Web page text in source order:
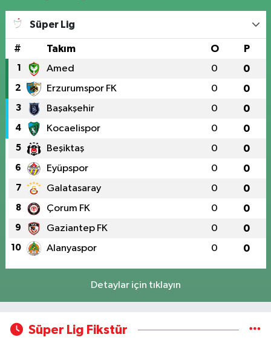
Süper Lig
# Takım O P
1 Amed 0 0
2 Erzurumspor FK 0 0
3 Başakşehir 0 0
4 Kocaelispor 0 0
5 Beşiktaş 0 0
6 Eyüpspor 0 0
7 Galatasaray 0 0
8 Çorum FK 0 0
9 Gaziantep FK 0 0
10 Alanyaspor 0 0
Detaylar için tıklayın
Süper Lig Fikstür